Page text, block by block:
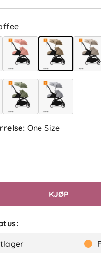
: One Size
KJØP